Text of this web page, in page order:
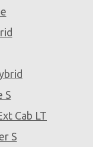
S
Cab LT
S